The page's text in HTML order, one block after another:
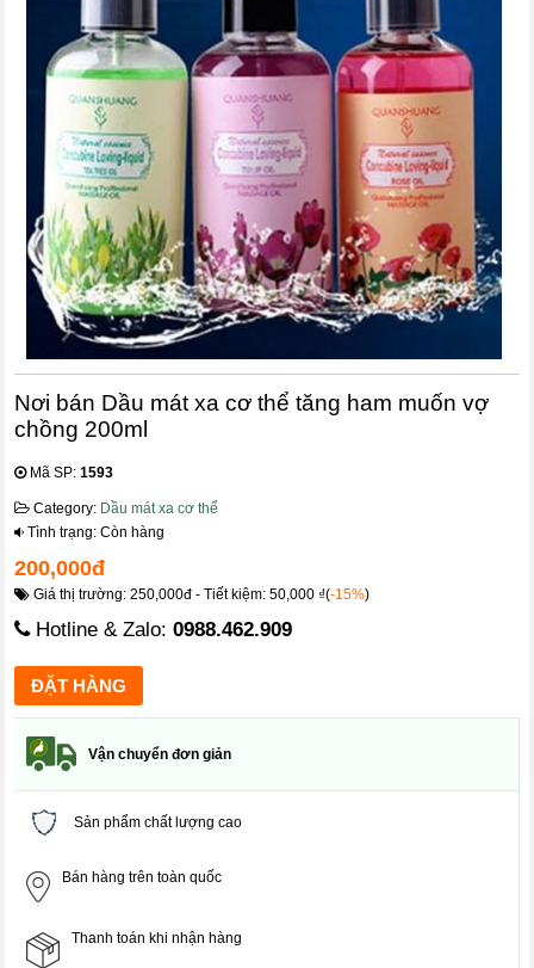
Nơi bán Dầu mát xa cơ thể tăng ham muốn vợ
chồng 200ml
Mã SP:1593
Category: Dầu mát xa cơ thể
Tình trạng: Còn hàng
200,000đ
Giá thị trường: 250,000đ - Tiết kiệm: 50,000 ₫(-15%)
Hotline & Zalo:0988.462.909
Vận chuyển đơn giản
Sản phẩm chất lượng cao
Bán hàng trên toàn quốc
Thanh toán khi nhận hàng